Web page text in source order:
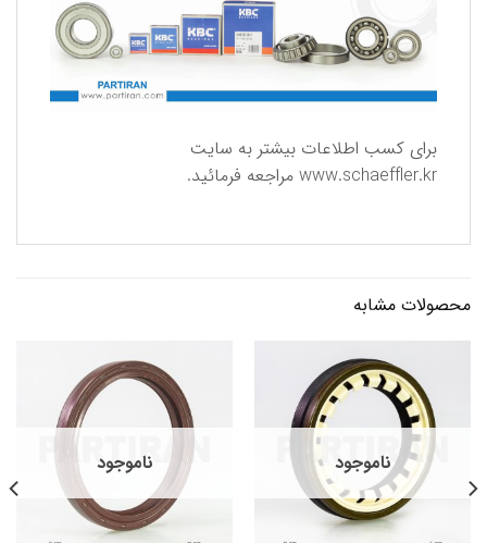
برای كسب اطلاعات بیشتر به سایت
www.schaeffler.kr مراجعه فرمائید.
محصولات مشابه
ناموجود ناموجود